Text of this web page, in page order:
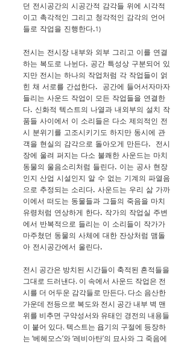
던 전시공간의 시공간적 감각들 위에 시각적
이고 촉각적인 그리고 청각적인 감각의 언어
들로 작업을 진행한다.1)
전시는 전시장 내부와 외부 그리고 이를 연결
하는 복도로 나뉜다. 공간 특성상 구분되어 있
지만 전시는 하나의 작업처럼 각 작업들이 얽
힌 채 서로를 간섭한다. 공간에 들어서자마자
들리는 사운드 작업이 모든 작업들을 연결한
다. 신화적 텍스트의 나열과 내외부의 설치 작
품들 사이에서 이 소리들은 다소 제의적인 전
시 분위기를 고조시키기도 하지만 동시에 관
객을 현실의 감각으로 돌아오게 만든다. 전시
장에 울려 퍼지는 다소 불쾌한 사운드는 마치
동물의 울음소리처럼 들린다. 이는 공사 현장
인지 산업 시설인지 알 수 없는 기계의 파열음
으로 추정되는 소리다. 사운드는 우리 삶 가까
이에서 떠도는 동물들과 그들의 죽음을 마치
유령처럼 연상하게 한다. 작가의 작업실 주변
에서 반복적으로 들리는 이 소리들이 작가가
마주쳤던 동물의 사체에 대한 잔상처럼 맴돌
아 전시공간에서 울린다.
전시 공간은 방치된 시간들이 축적된 흔적들을
그대로 드러낸다. 이 속에서 사운드 작업은 전
시를 더 어두운 감각들로 만든다. 다소 음산한
가운데 전등으로 복도와 전시 공간 내부 벽 맨
위를 비추면 구약성서와 유태인 경전의 내용들
이 붙어 있다. 텍스트는 욥기의 구절에 등장하
는 ‘베헤모스’와 ‘레비아탄’의 묘사와 그 죽음에